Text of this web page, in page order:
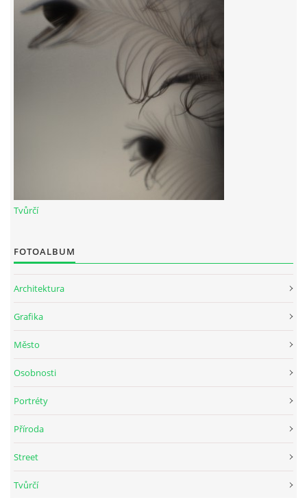
Tvůrčí
FOTOALBUM
Architektura
Grafika
Město
Osobnosti
Portréty
Příroda
Street
Tvůrčí